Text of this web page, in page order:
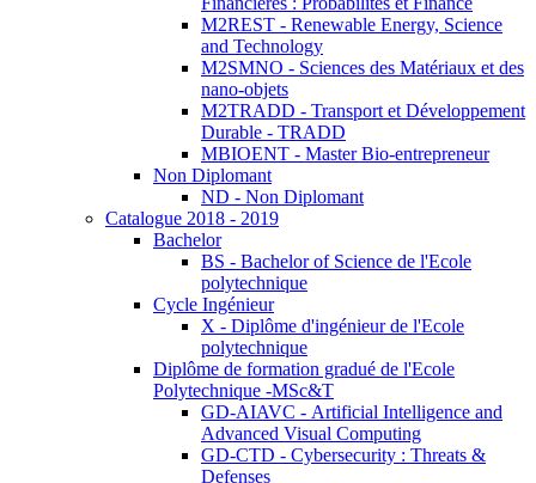
M2REST - Renewable Energy, Science
and Technology
M2SMNO - Sciences des Matériaux et des
nano-objets
M2TRADD - Transport et Développement
Durable - TRADD
MBIOENT - Master Bio-entrepreneur
Non Diplomant
ND - Non Diplomant
Catalogue 2018 - 2019
Bachelor
BS - Bachelor of Science de l'Ecole
polytechnique
Cycle Ingénieur
X - Diplôme d'ingénieur de l'Ecole
polytechnique
Diplôme de formation gradué de l'Ecole
Polytechnique -MSc&T
GD-AIAVC - Artificial Intelligence and
Advanced Visual Computing
GD-CTD - Cybersecurity : Threats &
Defenses